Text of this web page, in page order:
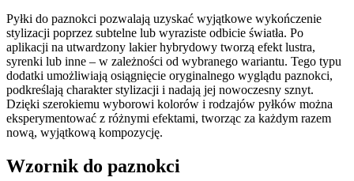
Pyłki do paznokci pozwalają uzyskać wyjątkowe wykończenie
stylizacji poprzez subtelne lub wyraziste odbicie światła. Po
aplikacji na utwardzony lakier hybrydowy tworzą efekt lustra,
syrenki lub inne – w zależności od wybranego wariantu. Tego typu
dodatki umożliwiają osiągnięcie oryginalnego wyglądu paznokci,
podkreślają charakter stylizacji i nadają jej nowoczesny sznyt.
Dzięki szerokiemu wyborowi kolorów i rodzajów pyłków można
eksperymentować z różnymi efektami, tworząc za każdym razem
nową, wyjątkową kompozycję.
Wzornik do paznokci